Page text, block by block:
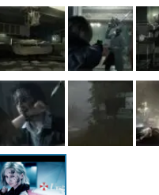
他
コゲーマーとは？
社マレ